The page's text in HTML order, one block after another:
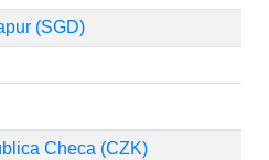
(SGD)
Checa (CZK)